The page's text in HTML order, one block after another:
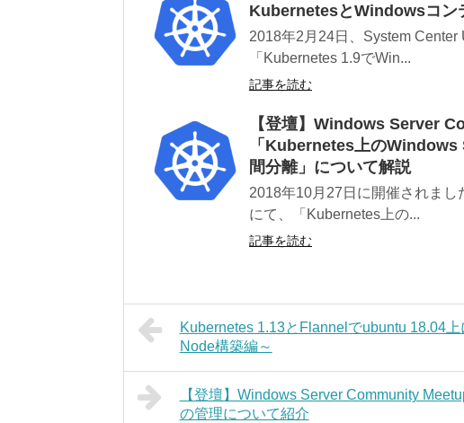
KubernetesとWindowsコン
2018年2月24日、System
「Kubernetes 1.9でWin...
記事を読む
【登壇】Windows Server
「Kubernetes上の
間分離」について解説
2018年10月27日に開催されま
にて、「Kubernetes上の...
記事を読む
Kubernetes 1.13とFlannelでubuntu 18.04
Node構築編～
【登壇】Windows Server Community
の管理について紹介